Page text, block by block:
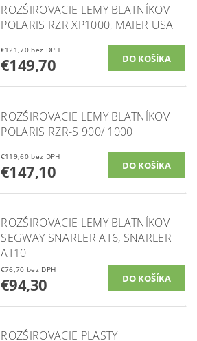
ROZŠIROVACIE LEMY BLATNÍKOV
POLARIS RZR XP1000, MAIER USA
€121,70 bez DPH
€149,70
ROZŠIROVACIE LEMY BLATNÍKOV
POLARIS RZR-S 900/ 1000
€119,60 bez DPH
€147,10
ROZŠIROVACIE LEMY BLATNÍKOV
SEGWAY SNARLER AT6, SNARLER
AT10
€76,70 bez DPH
€94,30
ROZŠIROVACIE PLASTY